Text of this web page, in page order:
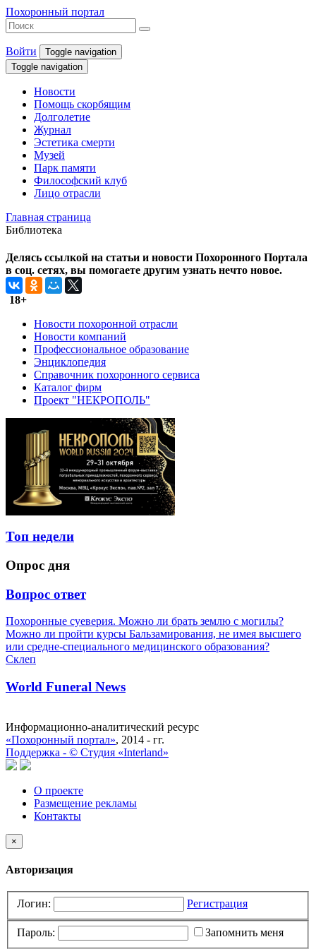
Похоронный портал
Войти
Toggle navigation
Toggle navigation
Новости
Помощь скорбящим
Долголетие
Журнал
Эстетика смерти
Музей
Парк памяти
Философский клуб
Лицо отрасли
Главная страница
Библиотека
Делясь ссылкой на статьи и новости Похоронного Портала
в соц. сетях, вы помогаете другим узнать нечто новое.
18+
Новости похоронной отрасли
Новости компаний
Профессиональное образование
Энциклопедия
Справочник похоронного сервиса
Каталог фирм
Проект "НЕКРОПОЛЬ"
Топ недели
Опрос дня
Вопрос ответ
Похоронные суеверия. Можно ли брать землю с могилы?
Можно ли пройти курсы Бальзамирования, не имея высшего
или средне-специального медицинского образования?
Склеп
World Funeral News
Информационно-аналитический ресурс
«Похоронный портал», 2014 - гг.
Поддержка - © Cтудия «Interland»
О проекте
Размещение рекламы
Контакты
×
Авторизация
Логин: Регистрация
Пароль: Запомнить меня